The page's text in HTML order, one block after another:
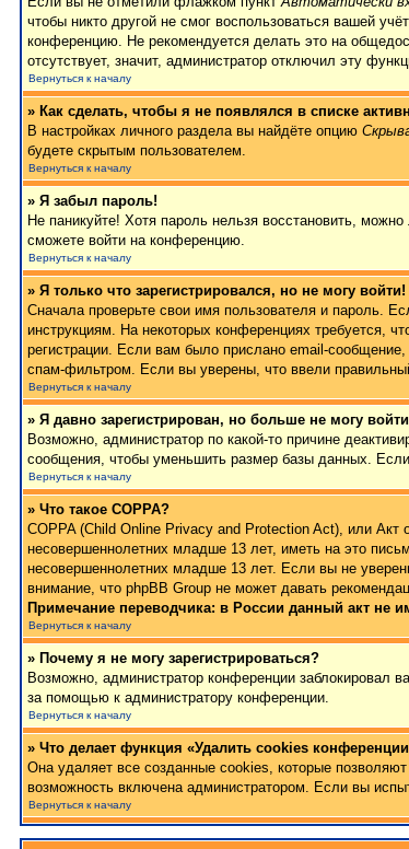
чтобы никто другой не смог воспользоваться вашей
конференцию. Не рекомендуется делать это на
отсутствует, значит, администратор отключил эту
Вернуться к началу
» Как сделать, чтобы я не появлялся в списке
В настройках личного раздела вы найдёте опцию
будете скрытым пользователем.
Вернуться к началу
» Я забыл пароль!
Не паникуйте! Хотя пароль нельзя восстановить,
сможете войти на конференцию.
Вернуться к началу
» Я только что зарегистрировался, но не могу войти!
Сначала проверьте свои имя пользователя и пароль.
инструкциям. На некоторых конференциях требуется,
регистрации. Если вам было прислано email-
спам-фильтром. Если вы уверены, что ввели
Вернуться к началу
» Я давно зарегистрирован, но больше не могу
Возможно, администратор по какой-то причине
сообщения, чтобы уменьшить размер базы данных. Если
Вернуться к началу
» Что такое COPPA?
COPPA (Child Online Privacy and Protection Act), или
несовершеннолетних младше 13 лет, иметь на это
несовершеннолетних младше 13 лет. Если вы не
внимание, что phpBB Group не может давать
Примечание переводчика: в России данный акт не
Вернуться к началу
» Почему я не могу зарегистрироваться?
Возможно, администратор конференции заблокировал
за помощью к администратору конференции.
Вернуться к началу
» Что делает функция «Удалить cookies
Она удаляет все созданные cookies, которые
возможность включена администратором. Если вы
Вернуться к началу